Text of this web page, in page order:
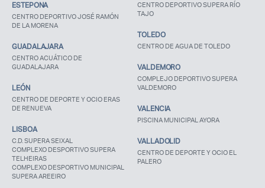
ESTEPONA
CENTRO DEPORTIVO JOSÉ RAMÓN
DE LA MORENA
GUADALAJARA
CENTRO ACUÁTICO DE
GUADALAJARA
LEÓN
CENTRO DE DEPORTE Y OCIO ERAS
DE RENUEVA
LISBOA
C.D. SUPERA SEIXAL
COMPLEXO DESPORTIVO SUPERA
TELHEIRAS
COMPLEXO DESPORTIVO MUNICIPAL
SUPERA AREEIRO
CENTRO DEPORTIVO SUPERA RÍO
TAJO
TOLEDO
CENTRO DE AGUA DE TOLEDO
VALDEMORO
COMPLEJO DEPORTIVO SUPERA
VALDEMORO
VALENCIA
PISCINA MUNICIPAL AYORA
VALLADOLID
CENTRO DE DEPORTE Y OCIO EL
PALERO